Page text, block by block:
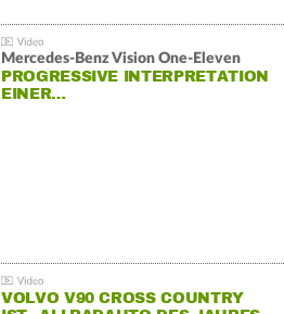
Mercedes-Benz Vision One-Eleven
PROGRESSIVE INTERPRETATION
EINER…
VOLVO V90 CROSS COUNTRY